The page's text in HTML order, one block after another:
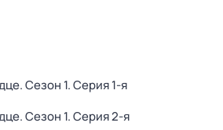
. Сезон 1. Серия 1-я
. Сезон 1. Серия 2-я